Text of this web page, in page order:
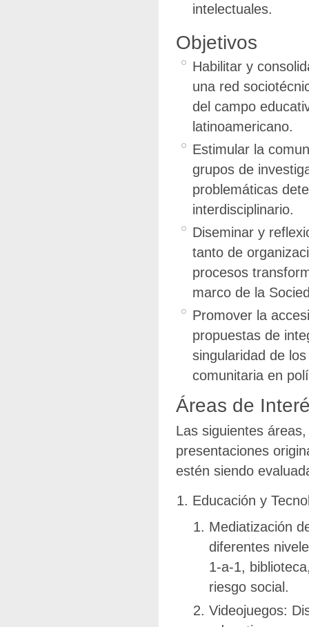
intelectuales.
Objetivos
Habilitar y
una red
del campo
latinoamericano.
Estimular la
grupos de
problemáticas
interdisciplinario.
Diseminar y
tanto de
procesos
marco de la
Promover la
propuestas de
singularidad de
comunitaria en
Áreas de
Las siguientes
presentaciones
estén siendo
Educación y
Mediatización
diferentes
1-a-1,
riesgo social.
Videojuegos: